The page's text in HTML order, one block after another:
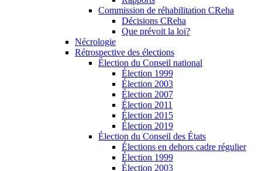
Commission de réhabilitation CReha
Décisions CReha
Que prévoit la loi?
Nécrologie
Rétrospective des élections
Élection du Conseil national
Élection 1999
Élection 2003
Élection 2007
Élection 2011
Élection 2015
Élection 2019
Élection du Conseil des États
Élections en dehors cadre régulier
Élection 1999
Élection 2003